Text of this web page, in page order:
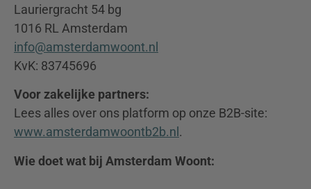
Lauriergracht 54 bg
1016 RL Amsterdam
info@amsterdamwoont.nl
KvK: 83745696
Voor zakelijke partners:
Lees alles over ons platform op onze B2B-site:
www.amsterdamwoontb2b.nl .
Wie doet wat bij Amsterdam Woont: